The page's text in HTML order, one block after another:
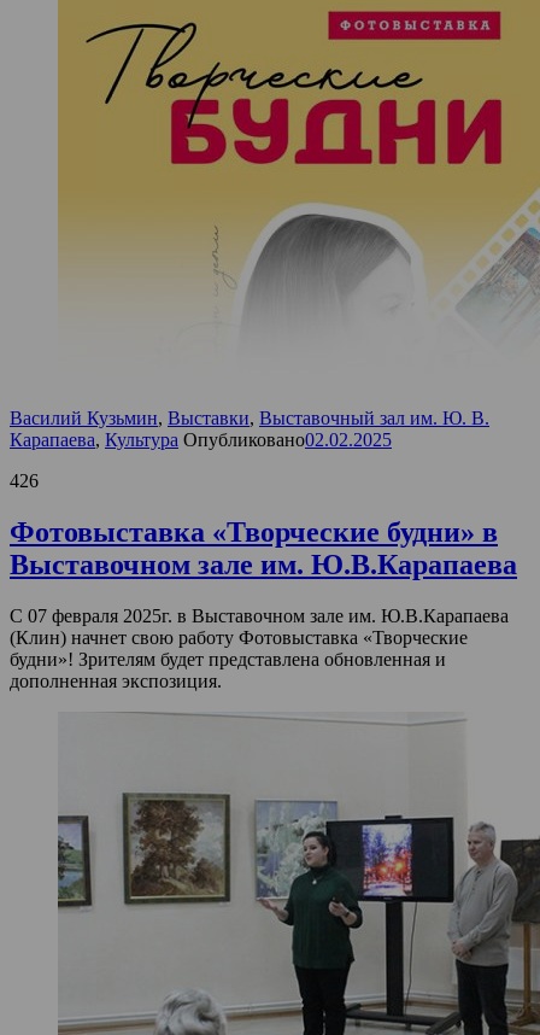
Василий Кузьмин, Выставки, Выставочный зал им. Ю. В.
Карапаева, Культура Опубликовано02.02.2025
426
Фотовыставка «Творческие будни» в
Выставочном зале им. Ю.В.Карапаева
С 07 февраля 2025г. в Выставочном зале им. Ю.В.Карапаева
(Клин) начнет свою работу Фотовыставка «Творческие
будни»! Зрителям будет представлена обновленная и
дополненная экспозиция.